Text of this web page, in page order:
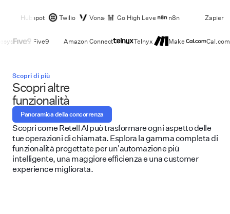
Hubspot Twilio Vonage Go High Level n8n Zapier
Five9 Amazon Connect Telnyx Make Cal.com
Scopri di più
Scopri altre
funzionalità
Scopri come Retell AI può trasformare ogni aspetto delle
tue operazioni di chiamata. Esplora la gamma completa di
funzionalità progettate per un'automazione più
intelligente, una maggiore efficienza e una customer
experience migliorata.
Panoramica della concorrenza